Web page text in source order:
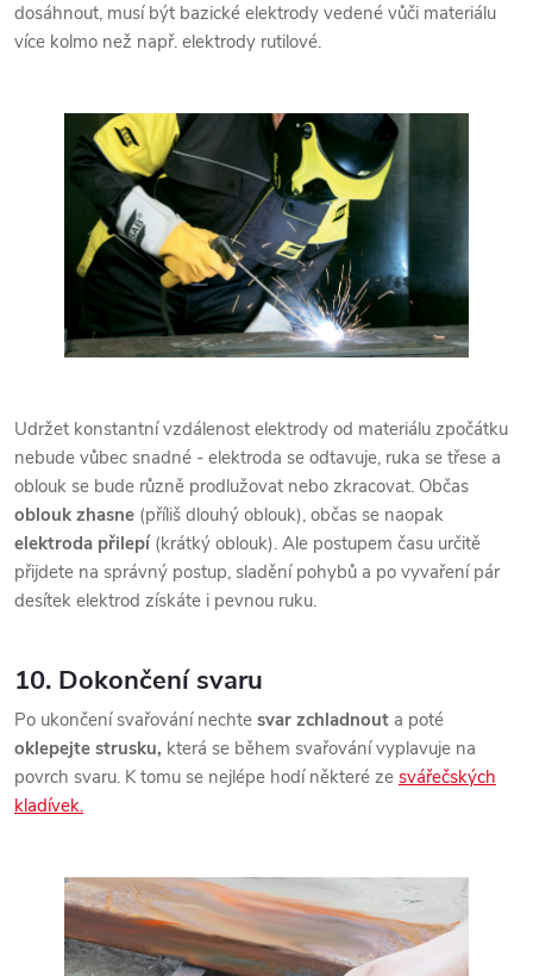
dosáhnout, musí být bazické elektrody vedené vůči materiálu
více kolmo než např. elektrody rutilové.
Udržet konstantní vzdálenost elektrody od materiálu zpočátku
nebude vůbec snadné - elektroda se odtavuje, ruka se třese a
oblouk se bude různě prodlužovat nebo zkracovat. Občas
oblouk zhasne (příliš dlouhý oblouk), občas se naopak
elektroda přilepí(krátký oblouk). Ale postupem času určitě
přijdete na správný postup, sladění pohybů a po vyvaření pár
desítek elektrod získáte i pevnou ruku.
10. Dokončení svaru
Po ukončení svařování nechte svar zchladnout a poté
oklepejte strusku, která se během svařování vyplavuje na
povrch svaru. K tomu se nejlépe hodí některé ze svářečských
kladívek.